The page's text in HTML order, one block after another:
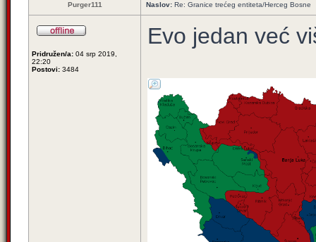
Purger111 Naslov: Re: Granice trećeg entiteta/Herceg Bosne
Pridružen/a: 04 srp 2019,
22:20
Postovi: 3484
Evo jedan već